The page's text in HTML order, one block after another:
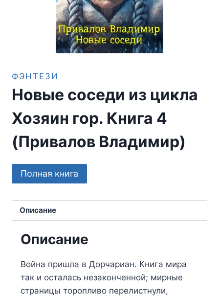
ФЭНТЕЗИ
Новые соседи из цикла
Хозяин гор. Книга 4
(Привалов Владимир)
Полная книга
Описание
Описание
Война пришла в Дорчариан. Книга мира
так и осталась незаконченной; мирные
страницы торопливо перелистнули,